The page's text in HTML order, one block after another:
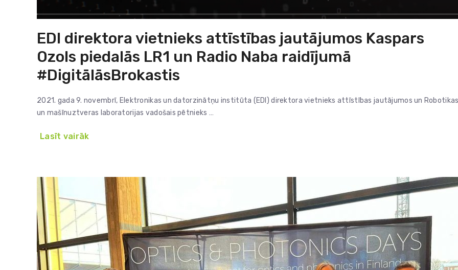
EDI direktora vietnieks attīstības jautājumos Kaspars
Ozols piedalās LR1 un Radio Naba raidījumā
#DigitālāsBrokastis
2021. gada 9. novembrī, Elektronikas un datorzinātņu institūta (EDI) direktora vietnieks attīstības jautājumos un
un mašīnuztveras laboratorijas vadošais pētnieks …
Lasīt vairāk